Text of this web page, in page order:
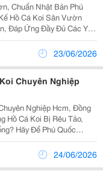
Nhật Bản Phú
Hồ Cá Koi Sân Vườn
Đáp Ứng Đầy Đủ Các Yếu
Thủy Hợp Mệnh, Hút Tài Lộc Tiêu Chuẩn Kỹ...23/06/2026
Chuyên Nghiệp
Nghiệp Hcm, Đồng
Hãy Để Phú Quốc
Diện Hồ Cá Koi Bằng
Nghiệp, Đảm Bảo
24/06/2026